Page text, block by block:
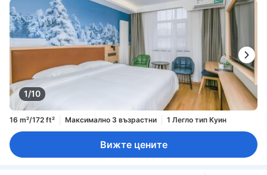
1/10
16 m²/172 ft² Максимално 3 възрастни 1 Легло тип Куин
Вижте цените